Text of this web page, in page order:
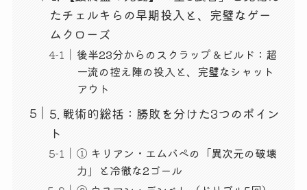
たチェルキらの早期投入と、完璧なゲー
ムクローズ
後半23分からのスクラップ＆ビルド：超
一流の控え陣の投入と、完璧なシャット
アウト
5. 戦術的総括：勝敗を分けた3つのポイン
ト
① キリアン・エムバペの「異次元の破壊
力」と冷徹な2ゴール